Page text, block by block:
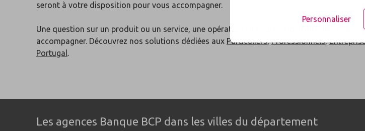
seront à votre disposition pour vous accompagner.
Une question sur un produit ou un service, une opération en cours ? Nos conseillers
accompagner. Découvrez nos solutions dédiées aux Particuliers,Professionnels,
Portugal.
Les agences Banque BCP dans les villes du département
Personnaliser